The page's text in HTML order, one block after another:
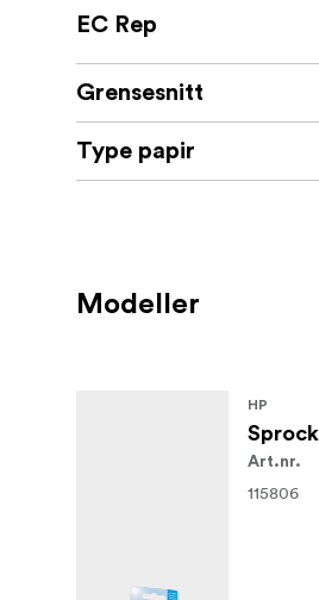
EC Rep
Grensesnitt
Type papir
Modeller
HP
Art.nr.
115806